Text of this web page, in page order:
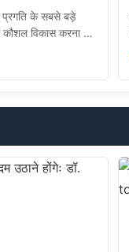
प्रगति के सबसे बड़े
विकास करना है।